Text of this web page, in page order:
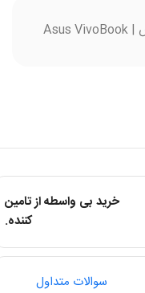
لپ تاپ ویووبوک ایسوس | Asus VivoBook
خرید بی واسطه از تامین
کننده.
سوالات متداول